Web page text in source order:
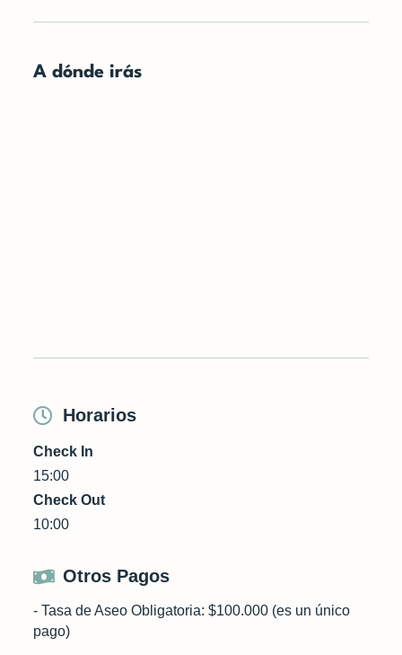
A dónde irás
Horarios
Check In
15:00
Check Out
10:00
Otros Pagos
- Tasa de Aseo Obligatoria: $100.000 (es un único
pago)